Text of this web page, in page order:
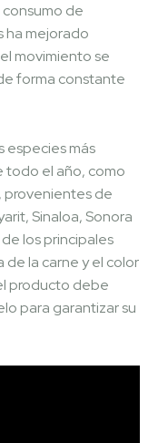
de
ha mejorado
movimiento se
forma constante
especies más
todo el año, como
provenientes de
Sinaloa, Sonora
los principales
de la carne y el color
producto debe
para garantizar su